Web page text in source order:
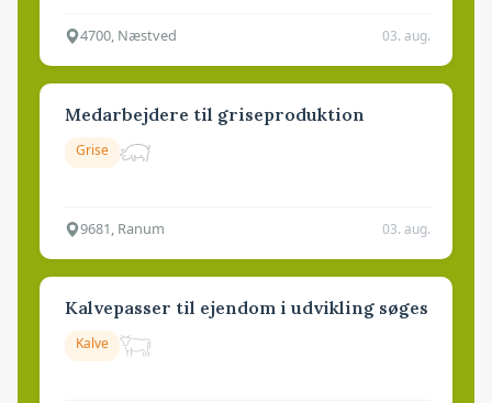
4700, Næstved 03. aug.
Medarbejdere til griseproduktion
Grise
9681, Ranum 03. aug.
Kalvepasser til ejendom i udvikling søges
Kalve